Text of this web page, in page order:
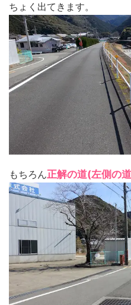
ちょく出てきます。
もちろん正解の道(左側の